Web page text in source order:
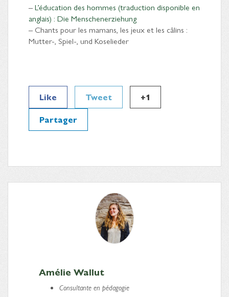
–L’éducation des hommes (traduction disponible en
anglais) : Die Menschenerziehung
– Chants pour les mamans, les jeux et les câlins :
Mutter-, Spiel-, und Koselieder
Like Tweet
+1
Partager
Amélie Wallut
Consultante en pédagogie